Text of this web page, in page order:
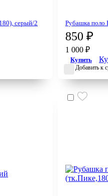
серый/2 Рубашка поло
850 ₽
1 000 ₽
Купить
Добавить к